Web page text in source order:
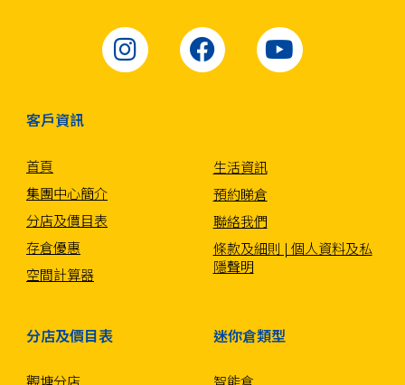
客戶資訊
首頁
集團中心簡介
分店及價目表
存倉優惠
空間計算器
生活資訊
預約睇倉
聯絡我們
條款及細則 | 個人資料及私
隱聲明
分店及價目表
觀塘分店
迷你倉類型
智能倉